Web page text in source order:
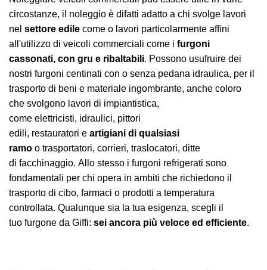
circostanze, il noleggio è difatti adatto a chi svolge lavori
nel settore edile come o lavori particolarmente affini
all'utilizzo di veicoli commerciali come i furgoni
cassonati, con gru e ribaltabili. Possono usufruire dei
nostri furgoni centinati con o senza pedana idraulica, per il
trasporto di beni e materiale ingombrante, anche coloro
che svolgono lavori di impiantistica,
come elettricisti, idraulici, pittori
edili, restauratori e artigiani di qualsiasi
ramo o trasportatori, corrieri, traslocatori, ditte
di facchinaggio. Allo stesso i furgoni refrigerati sono
fondamentali per chi opera in ambiti che richiedono il
trasporto di cibo, farmaci o prodotti a temperatura
controllata. Qualunque sia la tua esigenza, scegli il
tuo furgone da Giffi: sei ancora più veloce ed efficiente.